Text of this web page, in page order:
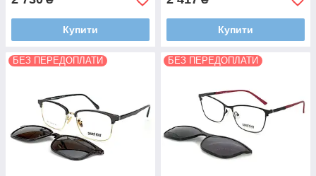
Купити Купити
БЕЗ ПЕРЕДОПЛАТИ БЕЗ ПЕРЕДОПЛАТИ